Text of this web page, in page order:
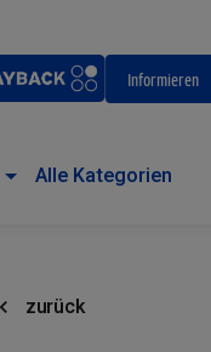
Informieren
Alle Kategorien
zurück